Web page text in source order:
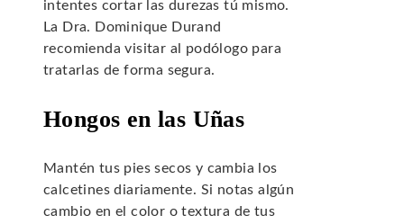
intentes cortar las durezas tú mismo.
La Dra. Dominique Durand
recomienda visitar al podólogo para
tratarlas de forma segura.
Hongos en las Uñas
Mantén tus pies secos y cambia los
calcetines diariamente. Si notas algún
cambio en el color o textura de tus